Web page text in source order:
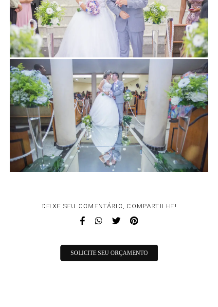
DEIXE SEU COMENTÁRIO, COMPARTILHE!
SOLICITE SEU ORÇAMENTO